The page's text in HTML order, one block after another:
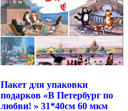
Пакет для упаковки
подарков «В Петербург по
любви! » 31*40см 60 мкм